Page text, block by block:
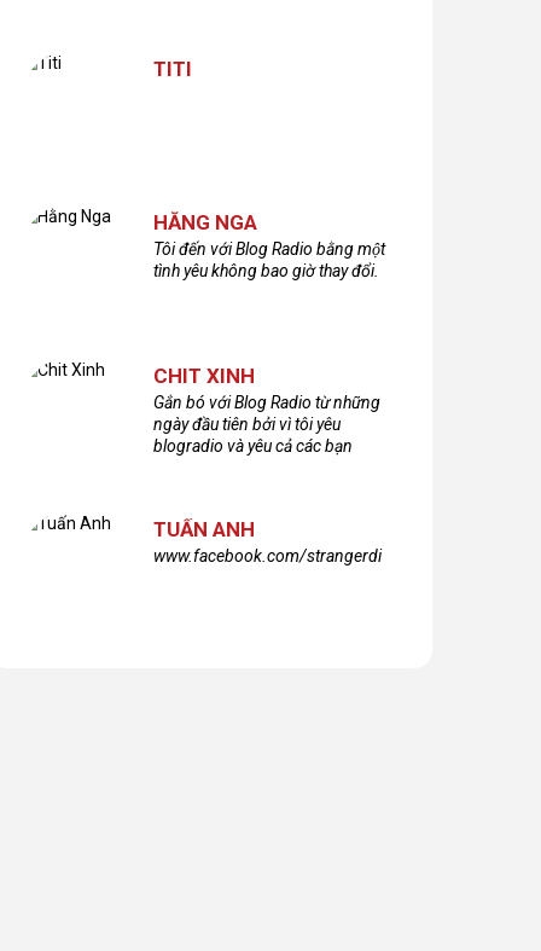
TITI
HẰNG NGA
Tôi đến với Blog Radio bằng một
tình yêu không bao giờ thay đổi.
CHIT XINH
Gắn bó với Blog Radio từ những
ngày đầu tiên bởi vì tôi yêu
blogradio và yêu cả các bạn
nhiều!
TUẤN ANH
www.facebook.com/strangerdi